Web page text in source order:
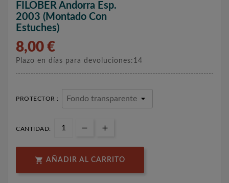
FILOBER Andorra Esp.
2003 (montado Con
Estuches)
8,00 €
Plazo en días para devoluciones:14
PROTECTOR :
CANTIDAD:
 AÑADIR AL CARRITO